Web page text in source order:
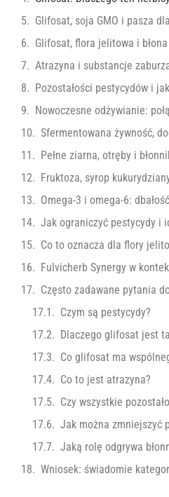
Glifosat, soja GMO i pasza
Glifosat, flora jelitowa i
Atrazyna i substancje
Pozostałości pestycydów i
Nowoczesne odżywianie:
Sfermentowana żywność,
Pełne ziarna, otręby i
Fruktoza, syrop
Omega-3 i omega-6:
Jak ograniczyć pestycydy i
Co to oznacza dla flory
Fulvicherb Synergy w
Często zadawane pytania
Czym są pestycydy?
Dlaczego glifosat jest
Co glifosat ma
Co to jest atrazyna?
Czy wszystkie
Jak można zmniejszyć
Jaką rolę odgrywa
Wniosek: świadomie